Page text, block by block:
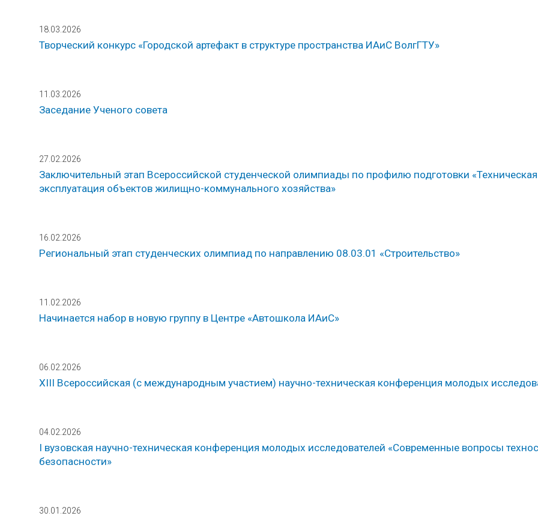
18.03.2026
Творческий конкурс «Городской артефакт в структуре пространства ИАиС ВолгГТУ»
11.03.2026
Заседание Ученого совета
27.02.2026
Заключительный этап Всероссийской студенческой олимпиады по профилю подготовки «Техническая
эксплуатация объектов жилищно-коммунального хозяйства»
16.02.2026
Региональный этап студенческих олимпиад по направлению 08.03.01 «Строительство»
11.02.2026
Начинается набор в новую группу в Центре «Автошкола ИАиС»
06.02.2026
ХIII Всероссийская (с международным участием) научно-техническая конференция молодых
04.02.2026
I вузовская научно-техническая конференция молодых исследователей «Современные вопросы
безопасности»
30.01.2026